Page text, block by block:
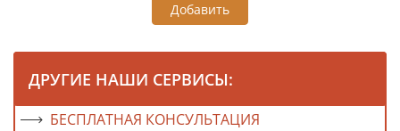
Добавить
ДРУГИЕ НАШИ СЕРВИСЫ:
БЕСПЛАТНАЯ КОНСУЛЬТАЦИЯ